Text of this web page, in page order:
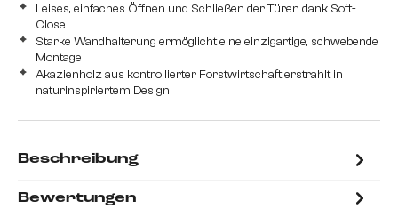
Leises, einfaches Öffnen und Schließen der Türen dank Soft-
Close
Starke Wandhalterung ermöglicht eine einzigartige, schwebende
Montage
Akazienholz aus kontrollierter Forstwirtschaft erstrahlt in
naturinspiriertem Design
Beschreibung
Bewertungen